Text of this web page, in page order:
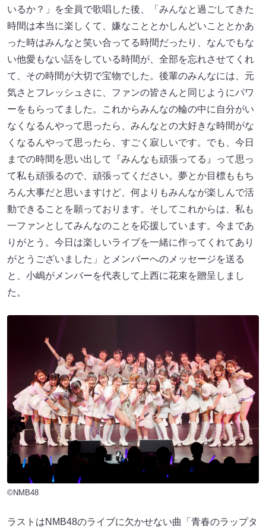
いるか？」を全員で歌唱した後、「みんなと過ごしてきた
時間は本当に楽しくて、嫌なこととかしんどいこととかあ
った時はみんなと笑い合ってる時間だったり、なんでもな
い他愛もない話をしている時間が、全部を忘れさせてくれ
て、その時間が大切で宝物でした。後輩のみんなには、元
気さとフレッシュさに、ファンの皆さんと同じようにパワ
ーをもらってました。これからみんなの輪の中に自分がい
なくなるんやって思ったら、みんなとの大好きな時間がな
くなるんやって思ったら、すごく寂しいです。でも、今日
までの時間を思い出して『みんなも頑張ってる』って思っ
て私も頑張るので、頑張ってください。夢とか目標ももち
ろん大事だと思いますけど、何よりもみんなが楽しんで活
動できることを願っております。そしてこれからは、私も
一ファンとしてみんなのことを応援しています。今まであ
りがとう。今日は楽しいライブを一緒に作ってくれてあり
がとうございました」とメンバーへのメッセージを送る
と、小嶋がメンバーを代表して上西に花束を贈呈しまし
た。
©NMB48
ラストはNMB48のライブに欠かせない曲「青春のラップタ